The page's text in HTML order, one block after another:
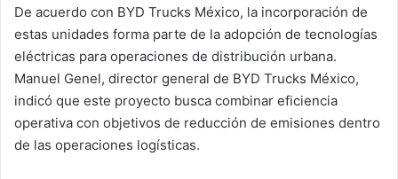
De acuerdo con BYD Trucks México, la incorporación de
estas unidades forma parte de la adopción de tecnologías
eléctricas para operaciones de distribución urbana.
Manuel Genel, director general de BYD Trucks México,
indicó que este proyecto busca combinar eficiencia
operativa con objetivos de reducción de emisiones dentro
de las operaciones logísticas.